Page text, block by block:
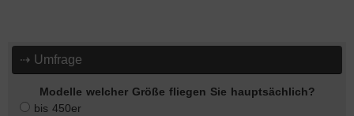
⇢ Umfrage
Modelle welcher Größe fliegen Sie hauptsächlich?
bis 450er